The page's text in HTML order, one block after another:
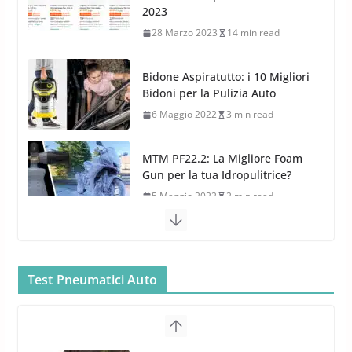
4 Aprile 2022 3 min read
6 Maggio 2022
Gun per la tua Idropulitrice?
5 Maggio 2022 2 min read
cura dell’Auto: la nuova linea
Car Care
26 Marzo 2025 2 min read
Azoto
26 Marzo 2025 2 min read
Test Pneumatici Auto